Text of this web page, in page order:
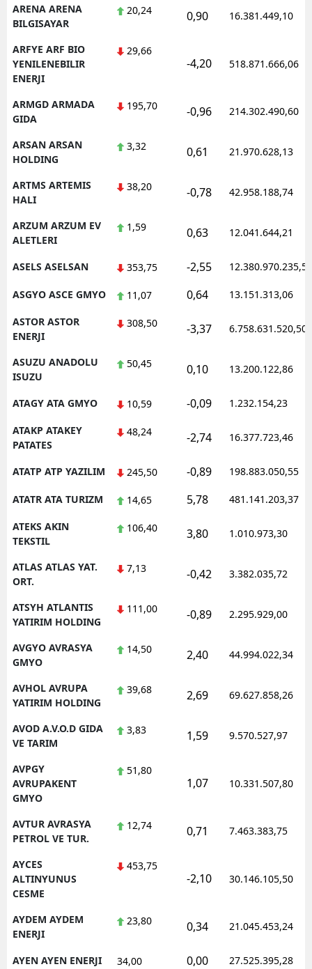
ARENA ARENA
BILGISAYAR
20,24 0,90 16.381.449,10
ARFYE ARF BIO
YENILENEBILIR
ENERJI
29,66
-4,20 518.871.666,06
ARMGD ARMADA
GIDA
195,70 -0,96 214.302.490,60
ARSAN ARSAN
HOLDING
3,32 0,61 21.970.628,13
ARTMS ARTEMIS
HALI
38,20 -0,78 42.958.188,74
ARZUM ARZUM EV
ALETLERI
1,59 0,63 12.041.644,21
ASELS ASELSAN 353,75 -2,55 12.380.970.235,50
ASGYO ASCE GMYO 11,07 0,64 13.151.313,06
ASTOR ASTOR
ENERJI
308,50 -3,37 6.758.631.520,50
ASUZU ANADOLU
ISUZU
50,45 0,10 13.200.122,86
ATAGY ATA GMYO 10,59 -0,09 1.232.154,23
ATAKP ATAKEY
PATATES
48,24 -2,74 16.377.723,46
ATATP ATP YAZILIM 245,50 -0,89 198.883.050,55
ATATR ATA TURIZM 14,65 5,78 481.141.203,37
ATEKS AKIN
TEKSTIL
106,40 3,80 1.010.973,30
ATLAS ATLAS YAT.
ORT.
7,13 -0,42 3.382.035,72
ATSYH ATLANTIS
YATIRIM HOLDING
111,00 -0,89 2.295.929,00
AVGYO AVRASYA
GMYO
14,50 2,40 44.994.022,34
AVHOL AVRUPA
YATIRIM HOLDING
39,68 2,69 69.627.858,26
AVOD A.V.O.D GIDA
VE TARIM
3,83 1,59 9.570.527,97
AVPGY
AVRUPAKENT
GMYO
51,80
1,07 10.331.507,80
AVTUR AVRASYA
PETROL VE TUR.
12,74 0,71 7.463.383,75
AYCES
ALTINYUNUS
CESME
453,75
-2,10 30.146.105,50
AYDEM AYDEM
ENERJI
23,80 0,34 21.045.453,24
AYEN AYEN ENERJI 34,00 0,00 27.525.395,28